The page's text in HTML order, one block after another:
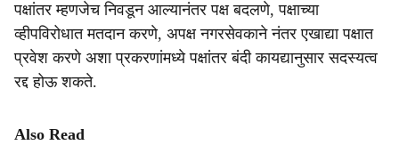
पक्षांतर म्हणजेच निवडून आल्यानंतर पक्ष बदलणे, पक्षाच्या
व्हीपविरोधात मतदान करणे, अपक्ष नगरसेवकाने नंतर एखाद्या पक्षात
प्रवेश करणे अशा प्रकरणांमध्ये पक्षांतर बंदी कायद्यानुसार सदस्यत्व
रद्द होऊ शकते.
Also Read